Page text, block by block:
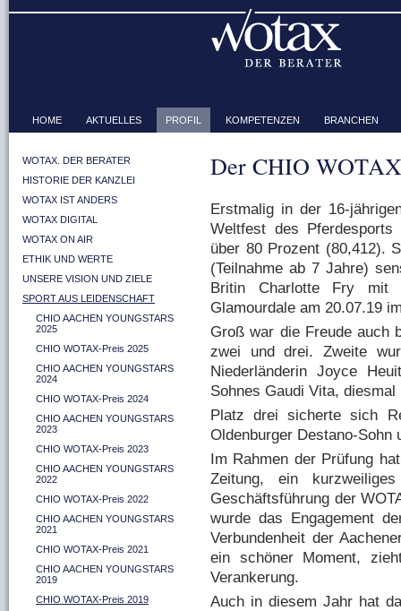
HOME AKTUELLES PROFIL KOMPETENZEN BRANCHEN
WOTAX. DER BERATER
HISTORIE DER KANZLEI
WOTAX IST ANDERS
WOTAX DIGITAL
WOTAX ON AIR
ETHIK UND WERTE
UNSERE VISION UND ZIELE
SPORT AUS LEIDENSCHAFT
CHIO AACHEN YOUNGSTARS
2025
CHIO WOTAX-Preis 2025
CHIO AACHEN YOUNGSTARS
2024
CHIO WOTAX-Preis 2024
CHIO AACHEN YOUNGSTARS
2023
CHIO WOTAX-Preis 2023
CHIO AACHEN YOUNGSTARS
2022
CHIO WOTAX-Preis 2022
CHIO AACHEN YOUNGSTARS
2021
CHIO WOTAX-Preis 2021
CHIO AACHEN YOUNGSTARS
2019
CHIO WOTAX-Preis 2019
Der CHIO
Erstmalig in der 16-
Weltfest des
über 80 Prozent (80,412).
(Teilnahme ab 7 Jahre)
Britin Charlotte Fry mit
Glamourdale am 20.07.19
Groß war die Freude auch
zwei und drei. Zweite
Niederländerin Joyce
Sohnes Gaudi Vita,
Platz drei sicherte sich
Oldenburger Destano-Sohn
Im Rahmen der Prüfung
Zeitung, ein
Geschäftsführung der
wurde das Engagement
Verbundenheit der
ein schöner Moment,
Verankerung.
Auch in diesem Jahr hat